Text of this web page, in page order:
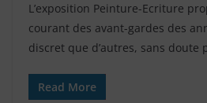
L’exposition Peinture-Ecriture
courant des avant-gardes des
discret que d’autres, sans doute
Read More